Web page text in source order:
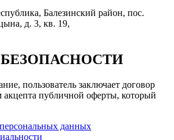
Балезинский район, пос.
д. 3, кв. 19,
пользователь заключает договор
акцепта публичной оферты, который
данных